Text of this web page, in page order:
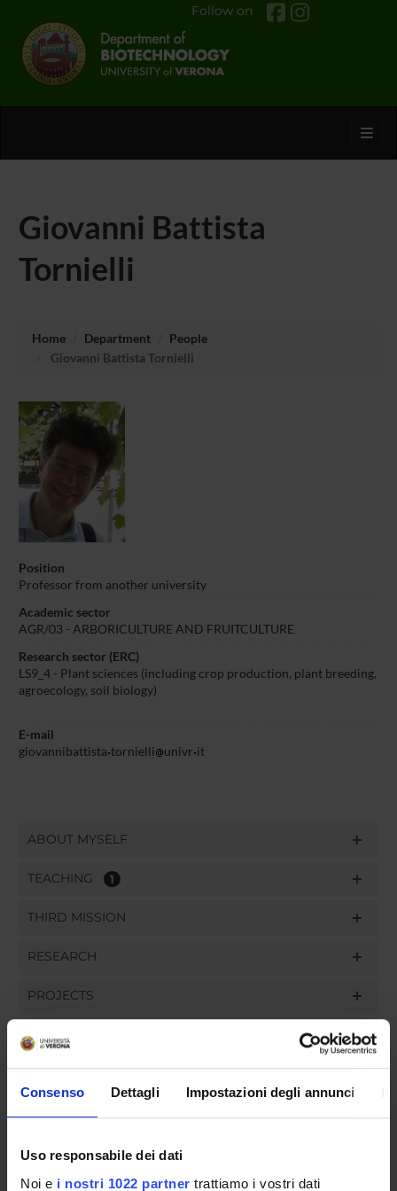
Consenso Dettagli Impostazioni degli annunci
Uso responsabile dei dati
Noi e i nostri 1022 partner trattiamo i vostri dati
Follow on
Giovanni Battista
Tornielli
Home Department
People
Giovanni Battista Tornielli
Position
Professor from another university
Academic sector
AGR/03 - ARBORICULTURE AND FRUITCULTURE
Research sector (ERC)
LS9_4 - Plant sciences (including crop production, plant breeding,
agroecology, soil biology)
E-mail
giovannibattista tornielli univr it
ABOUT MYSELF
TEACHING 1
THIRD MISSION
RESEARCH
PROJECTS
PUBLICATIONS
ASSIGNMENTS